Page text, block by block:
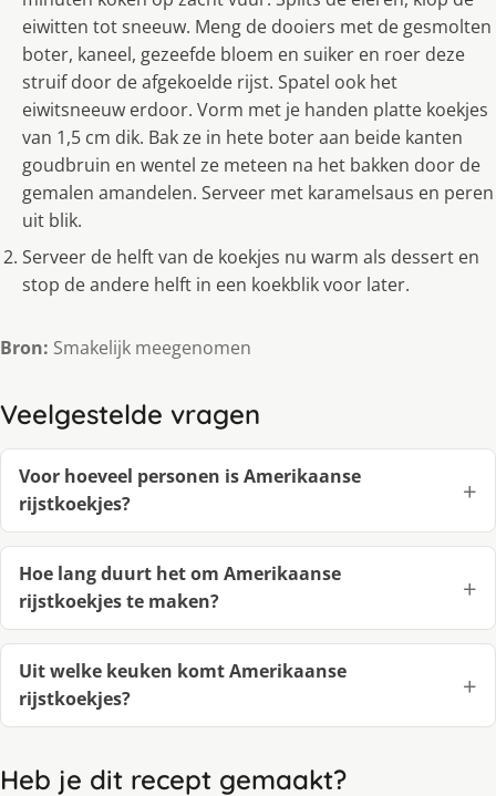
eiwitten tot sneeuw. Meng de dooiers met de gesmolten
boter, kaneel, gezeefde bloem en suiker en roer deze
struif door de afgekoelde rijst. Spatel ook het
eiwitsneeuw erdoor. Vorm met je handen platte koekjes
van 1,5 cm dik. Bak ze in hete boter aan beide kanten
goudbruin en wentel ze meteen na het bakken door de
gemalen amandelen. Serveer met karamelsaus en peren
uit blik.
Serveer de helft van de koekjes nu warm als dessert en
stop de andere helft in een koekblik voor later.
Bron: Smakelijk meegenomen
Veelgestelde vragen
Voor hoeveel personen is Amerikaanse
rijstkoekjes?
Hoe lang duurt het om Amerikaanse
rijstkoekjes te maken?
Uit welke keuken komt Amerikaanse
rijstkoekjes?
Heb je dit recept gemaakt?